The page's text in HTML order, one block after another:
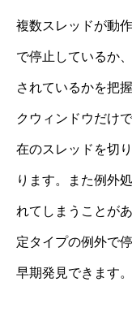
複数スレッドが動
で停止しているか
されているかを把
クウィンドウだけ
在のスレッドを切
ります。また例外
れてしまうことが
定タイプの例外で
早期発見できます。